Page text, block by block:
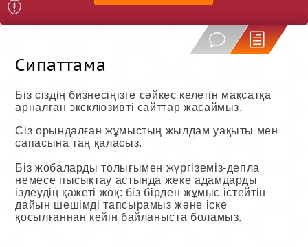
Сипаттама
Біз сіздің бизнесіңізге сәйкес келетін мақсатқа
арналған эксклюзивті сайттар жасаймыз.
Сіз орындалған жұмыстың жылдам уақыты мен
сапасына таң қаласыз.
Біз жобаларды толығымен жүргіземіз-депла
немесе пысықтау астында жеке адамдарды
іздеудің қажеті жоқ: біз бірден жұмыс істейтін
дайын шешімді тапсырамыз және іске
қосылғаннан кейін байланыста боламыз.